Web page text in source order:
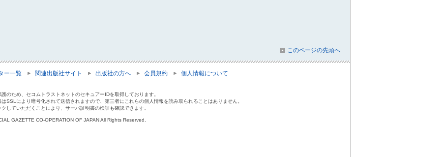
このページの先頭へ
ー一覧 関連出版社サイト 出版社の方へ 会員規約 個人情報について
のため、セコムトラストネットのセキュアーIDを取得しております。
SSLにより暗号化されて送信されますので、第三者にこれらの個人情報を読み取られることはありません。
していただくことにより、サーバ証明書の検証も確認できます。
GAZETTE CO-OPERATION OF JAPAN All Rights Reserved.